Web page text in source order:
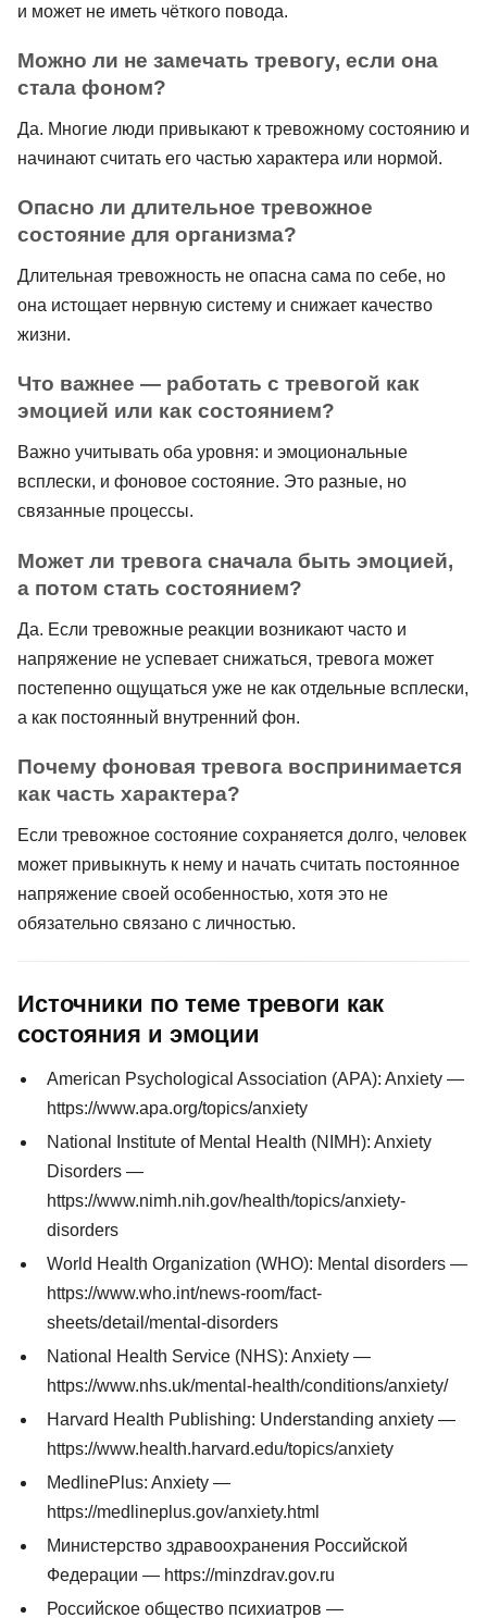
и может не иметь чёткого повода.
Можно ли не замечать тревогу, если она
стала фоном?
Да. Многие люди привыкают к тревожному состоянию и
начинают считать его частью характера или нормой.
Опасно ли длительное тревожное
состояние для организма?
Длительная тревожность не опасна сама по себе, но
она истощает нервную систему и снижает качество
жизни.
Что важнее — работать с тревогой как
эмоцией или как состоянием?
Важно учитывать оба уровня: и эмоциональные
всплески, и фоновое состояние. Это разные, но
связанные процессы.
Может ли тревога сначала быть эмоцией,
а потом стать состоянием?
Да. Если тревожные реакции возникают часто и
напряжение не успевает снижаться, тревога может
постепенно ощущаться уже не как отдельные всплески,
а как постоянный внутренний фон.
Почему фоновая тревога воспринимается
как часть характера?
Если тревожное состояние сохраняется долго, человек
может привыкнуть к нему и начать считать постоянное
напряжение своей особенностью, хотя это не
обязательно связано с личностью.
Источники по теме тревоги как
состояния и эмоции
American Psychological Association (APA): Anxiety —
https://www.apa.org/topics/anxiety
National Institute of Mental Health (NIMH): Anxiety
Disorders —
https://www.nimh.nih.gov/health/topics/anxiety-
disorders
World Health Organization (WHO): Mental disorders —
https://www.who.int/news-room/fact-
sheets/detail/mental-disorders
National Health Service (NHS): Anxiety —
https://www.nhs.uk/mental-health/conditions/anxiety/
Harvard Health Publishing: Understanding anxiety —
https://www.health.harvard.edu/topics/anxiety
MedlinePlus: Anxiety —
https://medlineplus.gov/anxiety.html
Министерство здравоохранения Российской
Федерации — https://minzdrav.gov.ru
Российское общество психиатров —